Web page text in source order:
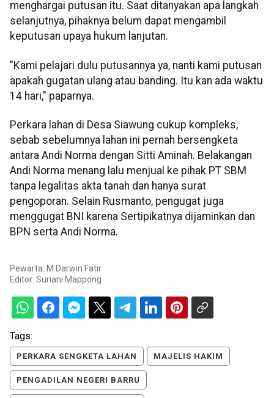
menghargai putusan itu. Saat ditanyakan apa langkah
selanjutnya, pihaknya belum dapat mengambil
keputusan upaya hukum lanjutan.
"Kami pelajari dulu putusannya ya, nanti kami putusan
apakah gugatan ulang atau banding. Itu kan ada waktu
14 hari," paparnya.
Perkara lahan di Desa Siawung cukup kompleks,
sebab sebelumnya lahan ini pernah bersengketa
antara Andi Norma dengan Sitti Aminah. Belakangan
Andi Norma menang lalu menjual ke pihak PT SBM
tanpa legalitas akta tanah dan hanya surat
pengoporan. Selain Rusmanto, pengugat juga
menggugat BNI karena Sertipikatnya dijaminkan dan
BPN serta Andi Norma.
Pewarta: M Darwin Fatir
Editor: Suriani Mappong
Tags:
PERKARA SENGKETA LAHAN MAJELIS HAKIM
PENGADILAN NEGERI BARRU